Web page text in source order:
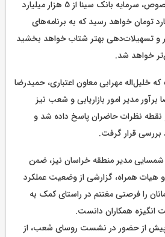
مدت تدوین شده در این خصوص، سرمایه بانک سینا از 5 هزار میلیارد
20 هزار میلیارد تومان خواهد رسید که به برنامه‌های
و تسهیلات‌دهی بهتر شتاب خواهد بخشید
خواهد شد.
مهرابی معاون اعتباری، حمیدرضا
برآور مدیر امور بازاریابی و شعب نیز
نقطه نظرات حاضران پاسخ داده شد و
قرار گرفت.
مدیر منطقه خراسان نیز، ضمن
هیات همراه، گزارشی از وضعیت عملکرد
را فرصتی مغتنم در راستای کمک به
انگیزه همکاران دانست.
پیش از حضور در نشست روسای شعب، از